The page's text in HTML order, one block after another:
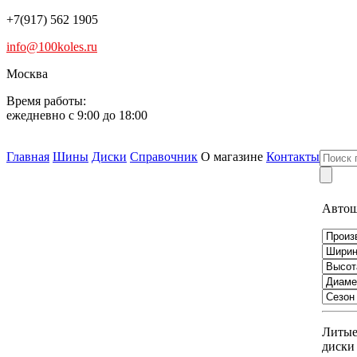
+7(917) 562 1905
info@100koles.ru
Москва
Время работы:
ежедневно с 9:00 до 18:00
Главная Шины Диски Справочник О магазине Контакты
Литые
диски